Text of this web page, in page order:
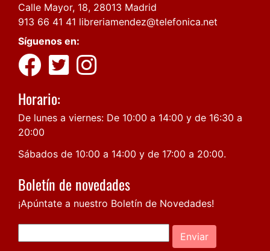
Calle Mayor, 18, 28013 Madrid
913 66 41 41 libreriamendez@telefonica.net
Síguenos en:
Horario:
De lunes a viernes: De 10:00 a 14:00 y de 16:30 a
20:00
Sábados de 10:00 a 14:00 y de 17:00 a 20:00.
Boletín de novedades
¡Apúntate a nuestro Boletín de Novedades!
Enviar